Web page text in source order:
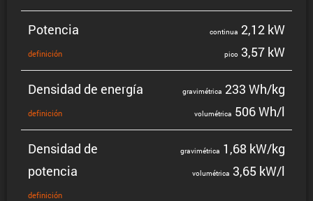
Potencia
defini­ción
continua 2,12 kW
pico 3,57 kW
Densidad de energía
defini­ción
gravi­mé­trica 233 Wh/kg
volumé­trica 506 Wh/l
Densidad de
potencia
defini­ción
gravi­mé­trica 1,68 kW/kg
volumé­trica 3,65 kW/l